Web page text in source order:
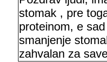
stomak , pre
proteinom, e
smanjenje
zahvalan za